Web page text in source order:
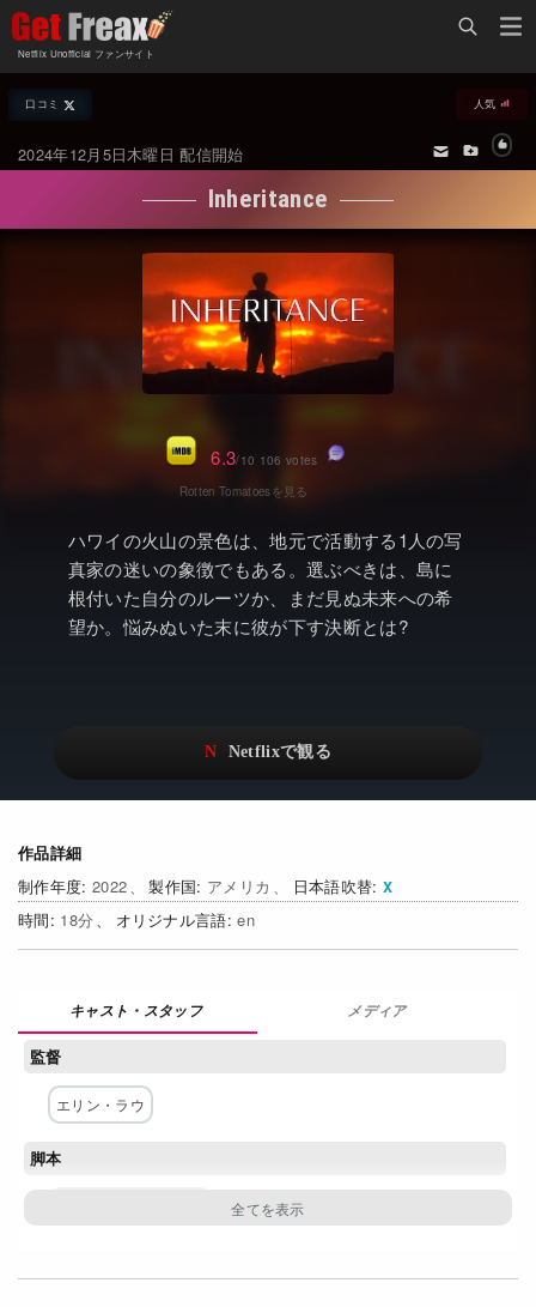
Netflix Unofficial ファンサイト
Netflix新着作品
オールジャンル
海外ドラマ・シリーズ
海外映画
国内TV番組・ドラマ
アニメ
ドキュメンタリー
Netflixオリジナル作品
日本語吹替対応作品
その他の国のTV番組
配信終了予定の作品
海外ドラマ・ラインナップ
Netflix 人気ランキング
Netflix 全作品ラインナップ
Netflix配信作品カスタム検索
トレンド
VOD 総合作品情報
Netflix・VOD総合News
Watchlistへ
Netflix Video
Netflix 吹替版作品
Netflix 高い評価の海外作品
みんなの作品レビュー
Watchlist
過去の配信終了作品
閉じる
口コミ 人気
2024年12月5日木曜日 配信開始
Inheritance
ハワイの火山の景色は、地元で活動する1人の写
真家の迷いの象徴でもある。選ぶべきは、島に
根付いた自分のルーツか、まだ見ぬ未来への希
望か。悩みぬいた末に彼が下す決断とは?
作品詳細
2022
アメリカ
日本語吹替
18
en
6.3/10 106 votes
メディア
監督
エリン・ラウ
脚本